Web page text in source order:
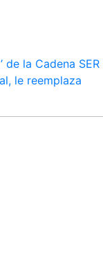
de la Cadena SER
le reemplaza